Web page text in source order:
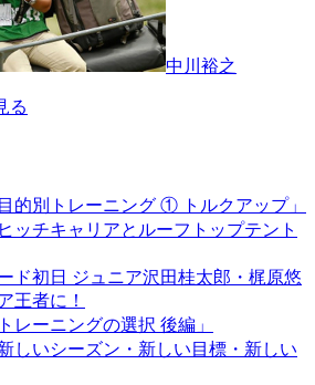
中川裕之
る
的別トレーニング ① トルクアップ」
ッチキャリアとルーフトップテント
ド初日 ジュニア沢田桂太郎・梶原悠
王者に！
レーニングの選択 後編」
しいシーズン・新しい目標・新しい